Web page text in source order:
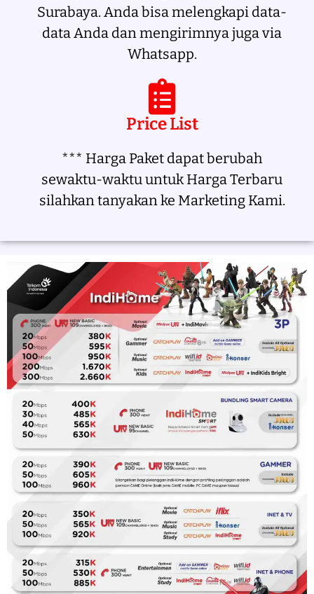
Surabaya. Anda bisa melengkapi data-
data Anda dan mengirimnya juga via
Whatsapp.
Price List
*** Harga Paket dapat berubah
sewaktu-waktu untuk Harga Terbaru
silahkan tanyakan ke Marketing Kami.